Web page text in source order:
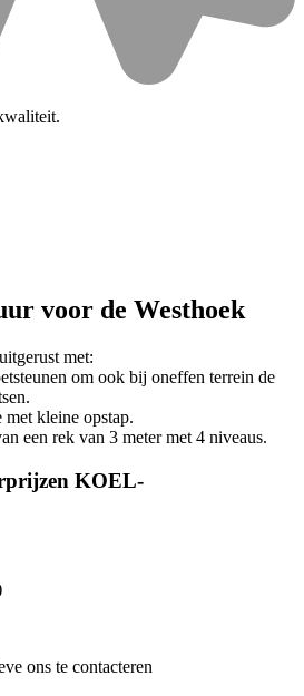
voor de Westhoek
met:
om ook bij oneffen terrein de
kleine opstap.
een rek van 3 meter met 4 niveaus.
KOEL-
ons te contacteren